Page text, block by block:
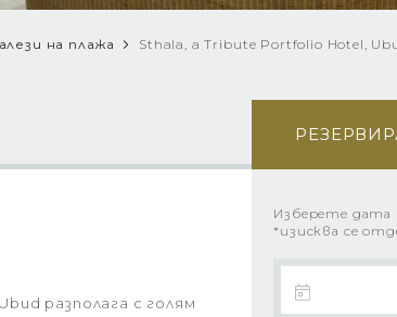
на плажа Sthala, a Tribute Portfolio Hotel,
разполага с голям
Изберете
*изисква се